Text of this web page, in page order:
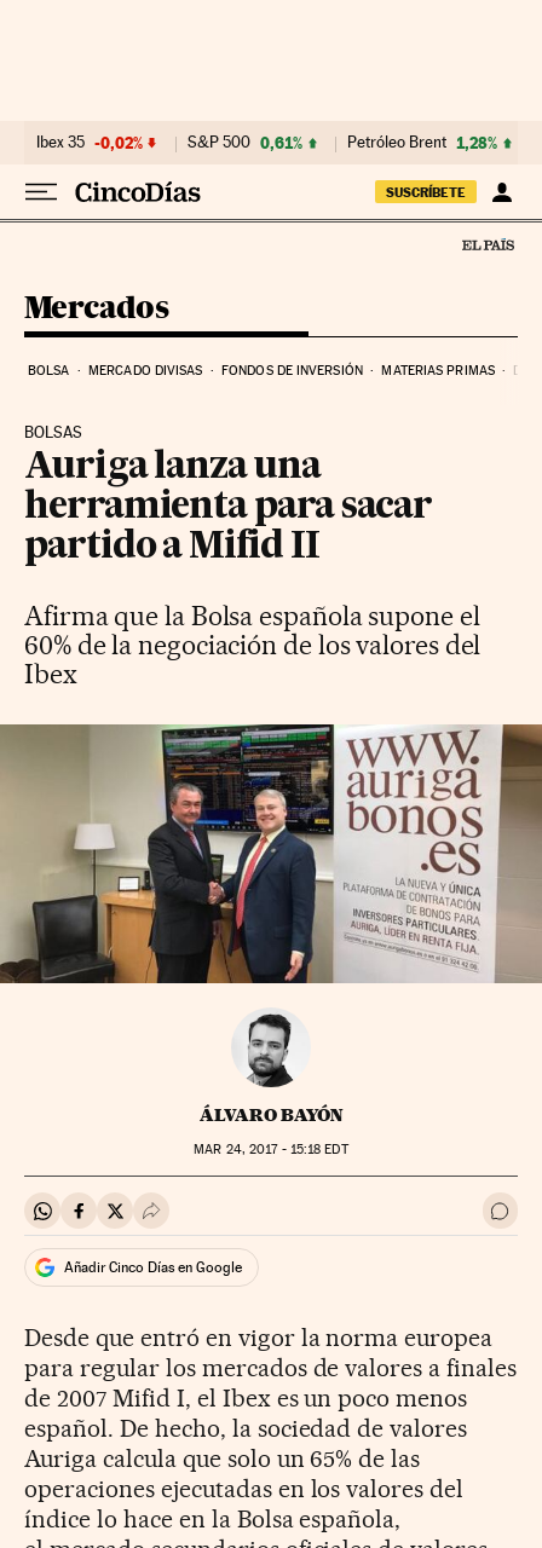
Ibex 35 -0,02% S&P 500 0,61% Petróleo Brent 1,28%
SUSCRÍBETE
Mercados
BOLSA MERCADO DIVISAS FONDOS DE INVERSIÓN MATERIAS PRIMAS
BOLSAS
Auriga lanza una
herramienta para sacar
partido a Mifid II
Afirma que la Bolsa española supone el
60% de la negociación de los valores del
Ibex
ÁLVARO BAYÓN
MAR 24, 2017 - 15:18 EDT
Compartir en Whatsapp
Compartir en Facebook
Compartir en Twitter
Desplegar Redes Sociales Ir a
Añadir Cinco Días en Google
Desde que entró en vigor la norma europea
para regular los mercados de valores a finales
de 2007 Mifid I, el Ibex es un poco menos
español. De hecho, la sociedad de valores
Auriga calcula que solo un 65% de las
operaciones ejecutadas en los valores del
índice lo hace en la Bolsa española,